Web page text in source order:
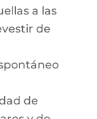
a las
de
de